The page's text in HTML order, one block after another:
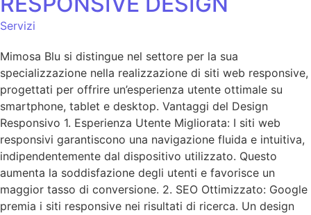
Servizi
Mimosa Blu si distingue nel settore per la sua
specializzazione nella realizzazione di siti web responsive,
progettati per offrire un’esperienza utente ottimale su
smartphone, tablet e desktop. Vantaggi del Design
Responsivo 1. Esperienza Utente Migliorata: I siti web
responsivi garantiscono una navigazione fluida e intuitiva,
indipendentemente dal dispositivo utilizzato. Questo
aumenta la soddisfazione degli utenti e favorisce un
maggior tasso di conversione. 2. SEO Ottimizzato: Google
premia i siti responsive nei risultati di ricerca. Un design